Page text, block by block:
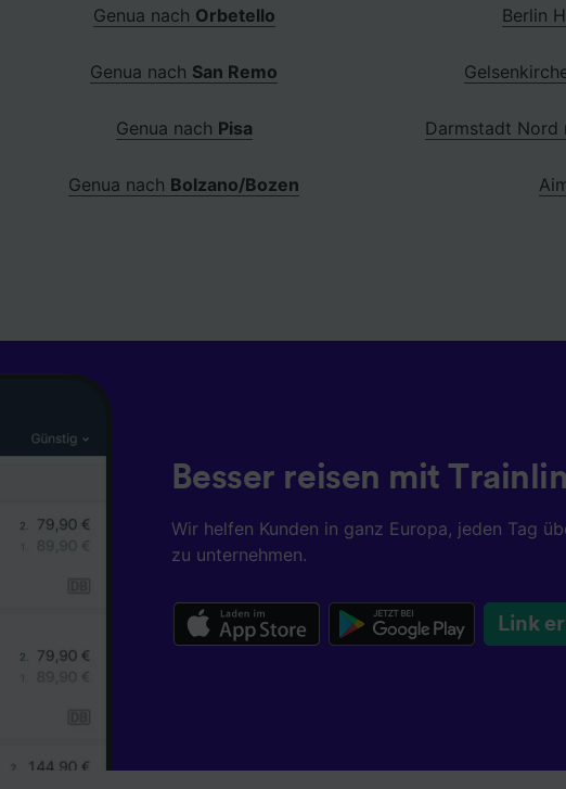
Genua nach Orbetello
Genua nach San Remo
Genua nach Pisa
Genua nach Bolzano/Bozen
Berlin
Darmstadt Nord
Besser reisen mit
Wir helfen Kunden in ganz Europa, jeden Tag
zu unternehmen.
Link